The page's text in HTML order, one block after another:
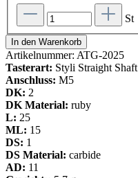
St
In den Warenkorb
Artikelnummer: ATG-2025
Tasterart: Styli Straight Shaft
Anschluss: M5
DK: 2
DK Material: ruby
L: 25
ML: 15
DS: 1
DS Material: carbide
AD: 11